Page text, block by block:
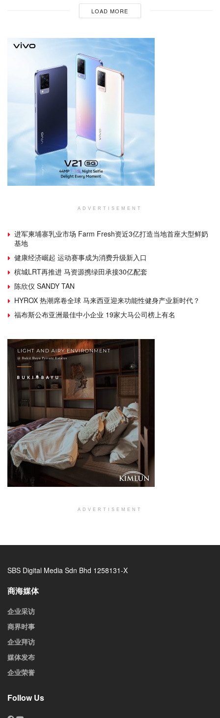
LOAD MORE
ADVERTISEMENT
进军柬埔寨乳业市场 Farm Fresh资近3亿打造当地首座大型鲜奶
基地
健康经济崛起 运动赛事成为消费升级新入口
槟城LRT再推进 马资源携绿田承接30亿配套
陈欣仪 SANDY TAN
HYROX 热潮席卷全球 马来西亚迎来功能性健身产业新时代？
福布斯公布亚洲最佳中小企业 19家大马公司榜上有名
ADVERTISEMENT
SBS Digital Media Sdn Bhd 1258131-X
商海媒体
企业采访
商界时事
企业拜访
媒体发布
企业荣誉
Follow Us